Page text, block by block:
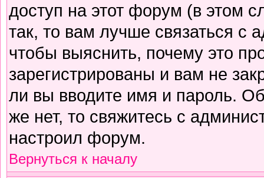
доступ на этот форум (в этом
так, то вам лучше связаться с
чтобы выяснить, почему это
зарегистрированы и вам не
ли вы вводите имя и пароль.
же нет, то свяжитесь с
настроил форум.
Вернуться к началу